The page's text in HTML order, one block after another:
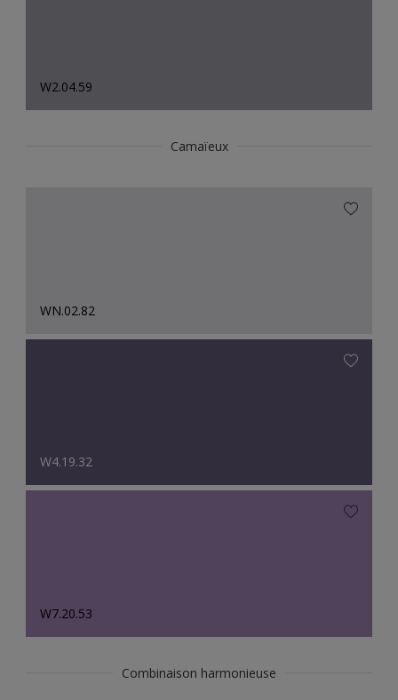
W2.04.59
Camaïeux
WN.02.82
W4.19.32
W7.20.53
Combinaison harmonieuse